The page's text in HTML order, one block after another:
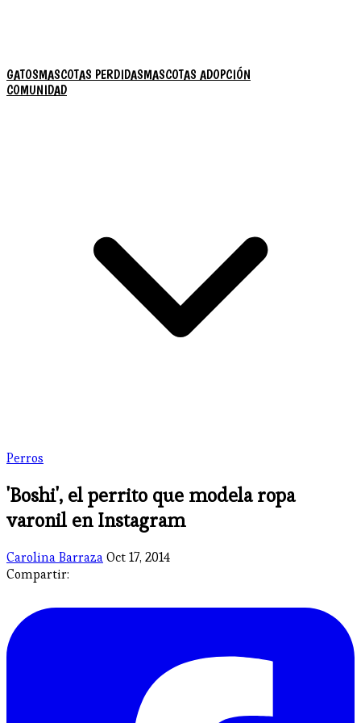
GATOSMASCOTAS PERDIDASMASCOTAS ADOPCIÓN
COMUNIDAD
Perros
'Boshi', el perrito que modela ropa
varonil en Instagram
Carolina BarrazaOct 17, 2014
Compartir: